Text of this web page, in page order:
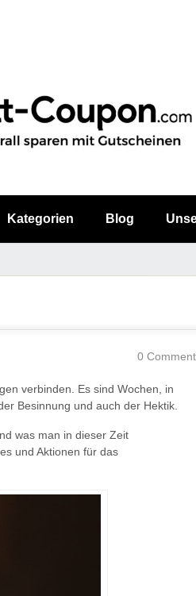
Kategorien Blog
0
verbinden. Es sind Wochen, in
Besinnung und auch der Hektik.
was man in dieser Zeit
und Aktionen für das